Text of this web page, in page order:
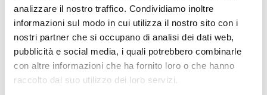
analizzare il nostro traffico. Condividiamo inoltre
informazioni sul modo in cui utilizza il nostro sito con i
nostri partner che si occupano di analisi dei dati web,
pubblicità e social media, i quali potrebbero combinarle
con altre informazioni che ha fornito loro o che hanno
raccolto dal suo utilizzo dei loro servizi.
media impresa e con sede legale nella provincia di
Livorno o Grosseto, e in possesso degli ulteriori requisiti
riportati all'articolo 3 del bando.
Attenzione!È ammessa per ciascuna impresa una
sola domanda di partecipazione, contenente un unico
progetto, a valere su una sola delle categorie.